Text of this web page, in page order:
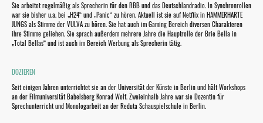
Sie arbeitet regelmäßig als Sprecherin für den RBB und das Deutschlandradio. In Synchronrollen
war sie bisher u.a. bei „H24“ und „Panic“ zu hören. Aktuell ist sie auf Netflix in HAMMERHARTE
JUNGS als Stimme der VULVA zu hören. Sie hat auch im Gaming Bereich diversen Charakteren
ihre Stimme geliehen. Sie sprach außerdem mehrere Jahre die Hauptrolle der Brie Bella in
„Total Bellas“ und ist auch im Bereich Werbung als Sprecherin tätig.
DOZIEREN
Seit einigen Jahren unterrichtet sie an der Universität der Künste in Berlin und hält Workshops
an der Filmuniversität Babelsberg Konrad Wolf. Zweieinhalb Jahre war sie Dozentin für
Sprechunterricht und Monologarbeit an der Reduta Schauspielschule in Berlin.